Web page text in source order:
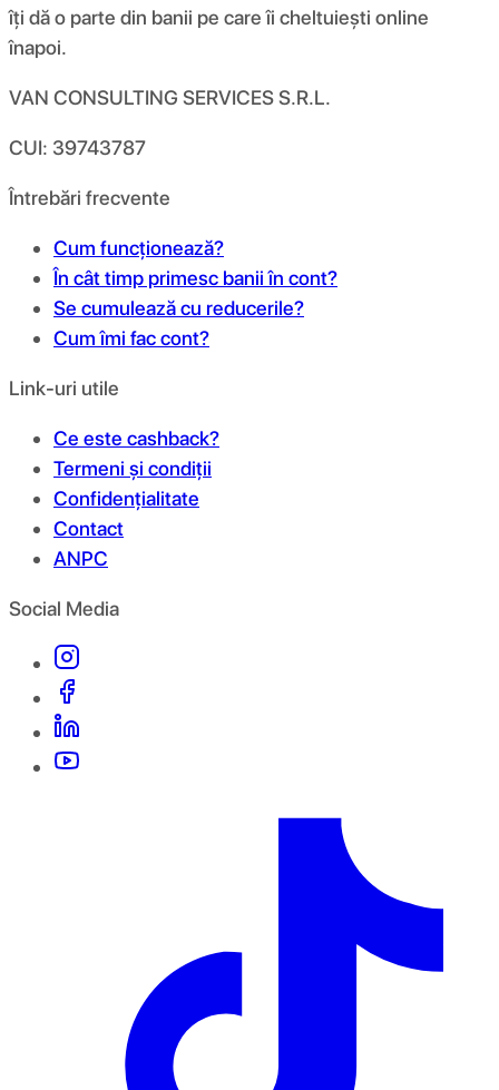
îți dă o parte din banii pe care îi cheltuiești online
înapoi.
VAN CONSULTING SERVICES S.R.L.
CUI: 39743787
Întrebări frecvente
Cum funcționează?
În cât timp primesc banii în cont?
Se cumulează cu reducerile?
Cum îmi fac cont?
Link-uri utile
Ce este cashback?
Termeni și condiții
Confidențialitate
Contact
ANPC
Social Media